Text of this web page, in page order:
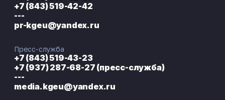
+7 (843) 519-42-42
---
pr-kgeu@yandex.ru
Пресс-служба
+7 (843) 519-43-23
+7 (937) 287-68-27 (пресс-служба)
---
media.kgeu@yandex.ru